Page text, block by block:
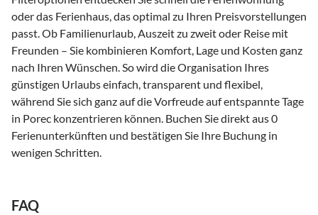
oder das Ferienhaus, das optimal zu Ihren Preisvorstellungen
passt. Ob Familienurlaub, Auszeit zu zweit oder Reise mit
Freunden – Sie kombinieren Komfort, Lage und Kosten ganz
nach Ihren Wünschen. So wird die Organisation Ihres
günstigen Urlaubs einfach, transparent und flexibel,
während Sie sich ganz auf die Vorfreude auf entspannte Tage
in Porec konzentrieren können. Buchen Sie direkt aus 0
Ferienunterkünften und bestätigen Sie Ihre Buchung in
wenigen Schritten.
FAQ